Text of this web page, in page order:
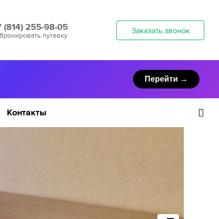
(814) 255-98-05
путевку Заказать звонок
Перейти →
Контакты